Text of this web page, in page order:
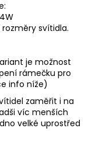
svítidla.
je možnost
rámečku pro
info níže)
zaměřit i na
víc menších
velké uprostřed